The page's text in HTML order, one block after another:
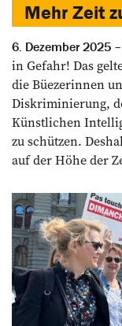
Mehr Zeit
6. Dezember 2025
in Gefahr! Das
die Büezerinnen
Diskriminierung,
Künstlichen
zu schützen.
auf der Höhe der